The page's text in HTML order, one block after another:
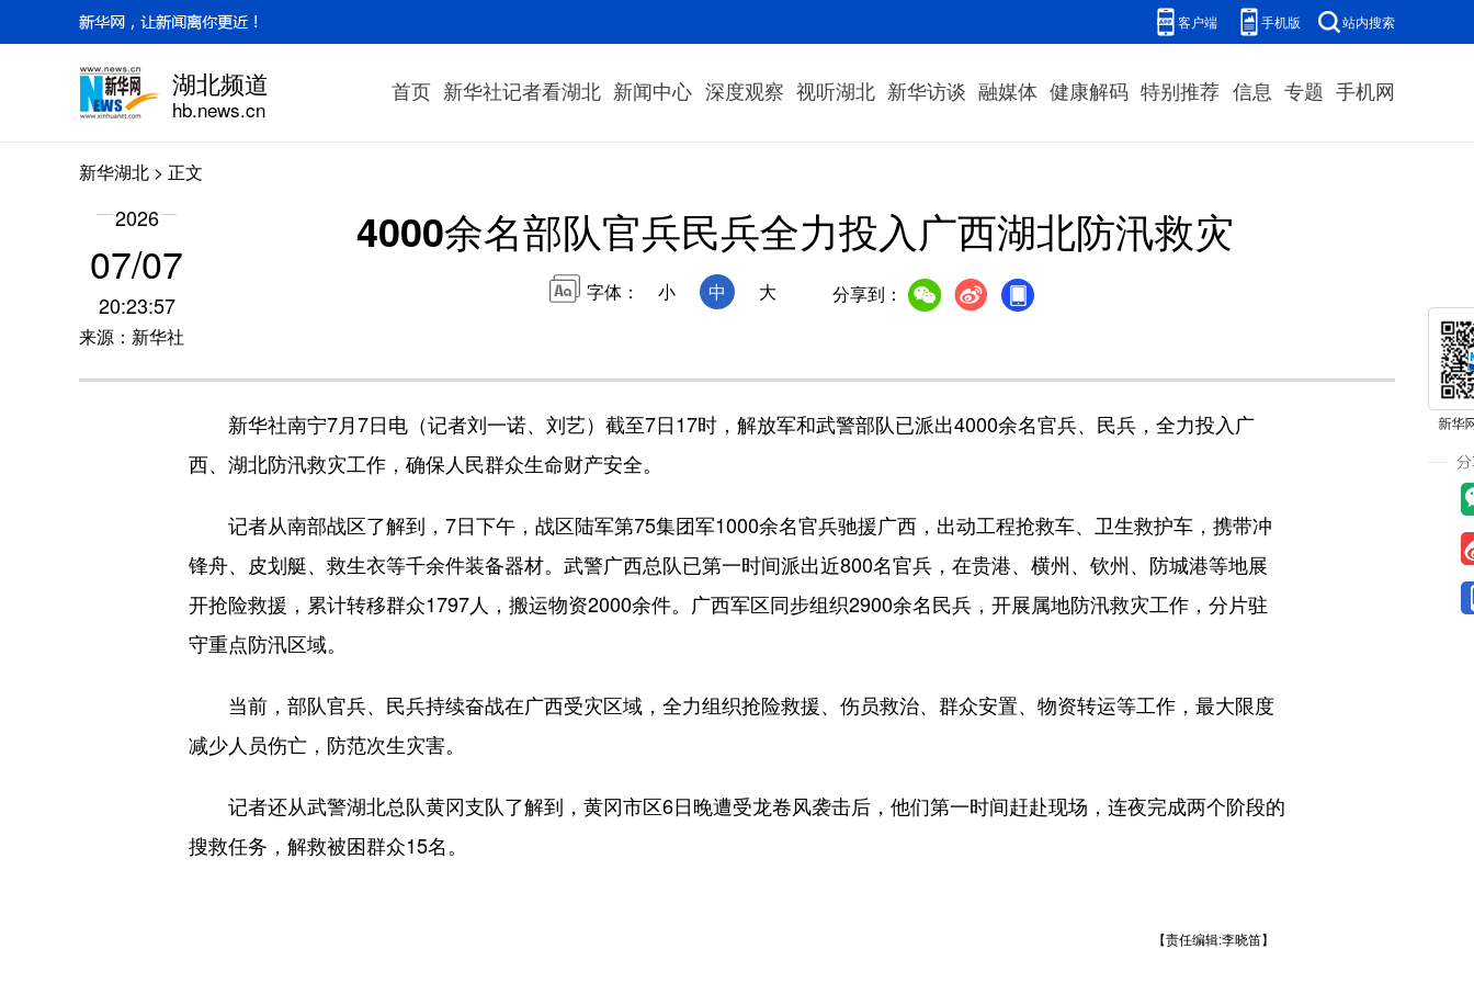
客户端 手机版 站内搜索
湖北频道
hb.news.cn
首页 新华社记者看湖北 新闻中心 深度观察 视听湖北 新华访谈 融媒体 健康解码 特别推荐 信息 专题 手机网
新华湖北 > 正文
2026
07/07
20:23:57
来源：新华社
4000余名部队官兵民兵全力投入广西湖北防汛救灾
字体： 小 中 大 分享到：
新华社南宁7月7日电（记者刘一诺、刘艺）截至7日17时，解放军和武警部队已派出4000余名官兵、民兵，全力投入广
西、湖北防汛救灾工作，确保人民群众生命财产安全。
记者从南部战区了解到，7日下午，战区陆军第75集团军1000余名官兵驰援广西，出动工程抢救车、卫生救护车，携带冲
锋舟、皮划艇、救生衣等千余件装备器材。武警广西总队已第一时间派出近800名官兵，在贵港、横州、钦州、防城港等地展
开抢险救援，累计转移群众1797人，搬运物资2000余件。广西军区同步组织2900余名民兵，开展属地防汛救灾工作，分片驻
守重点防汛区域。
当前，部队官兵、民兵持续奋战在广西受灾区域，全力组织抢险救援、伤员救治、群众安置、物资转运等工作，最大限度
减少人员伤亡，防范次生灾害。
记者还从武警湖北总队黄冈支队了解到，黄冈市区6日晚遭受龙卷风袭击后，他们第一时间赶赴现场，连夜完成两个阶段的
搜救任务，解救被困群众15名。
【责任编辑:李晓笛】